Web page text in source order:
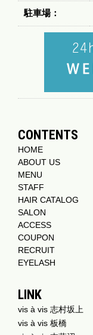
駐車場：
CONTENTS
HOME
ABOUT US
MENU
STAFF
HAIR CATALOG
SALON
ACCESS
COUPON
RECRUIT
EYELASH
LINK
vis à vis 志村坂上
vis à vis 板橋